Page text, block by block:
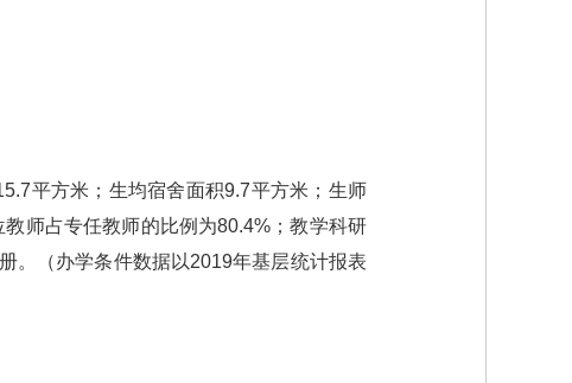
平方米；生均宿舍面积9.7平方米；生师
师占专任教师的比例为80.4%；教学科研
。（办学条件数据以2019年基层统计报表